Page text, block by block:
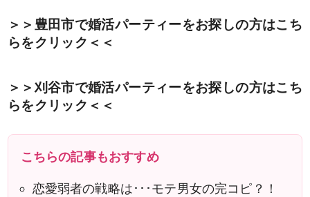
＞＞豊田市で婚活パーティーをお探しの方はこち
らをクリック＜＜
＞＞刈谷市で婚活パーティーをお探しの方はこち
らをクリック＜＜
こちらの記事もおすすめ
恋愛弱者の戦略は･･･モテ男女の完コピ？！